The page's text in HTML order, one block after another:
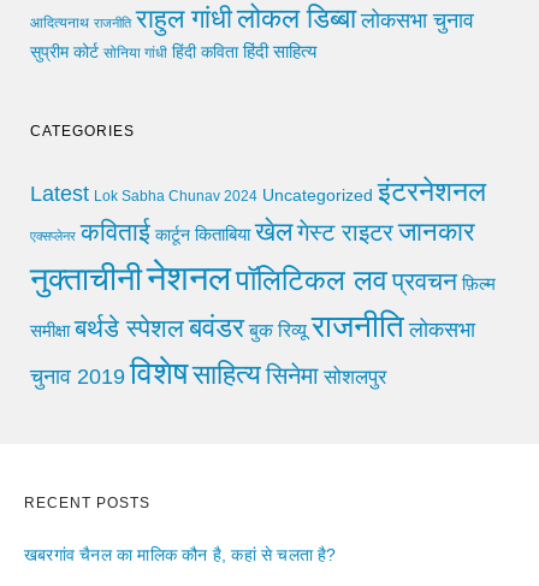
आदित्यनाथ राजनीति राहुल गांधीलोकल डिब्बा लोकसभा चुनाव
सुप्रीम कोर्ट सोनिया गांधी हिंदी कविता हिंदी साहित्य
CATEGORIES
Latest Lok Sabha Chunav 2024 Uncategorized इंटरनेशनल
एक्सप्लेनर कविताई कार्टून किताबिया खेलगेस्ट राइटरजानकार
नुक्ताचीनीनेशनलपॉलिटिकल लवप्रवचन फ़िल्म
समीक्षा बर्थडे स्पेशलबवंडर बुक रिव्यू राजनीति लोकसभा
चुनाव 2019 विशेषसाहित्यसिनेमा सोशलपुर
RECENT POSTS
खबरगांव चैनल का मालिक कौन है, कहां से चलता है?